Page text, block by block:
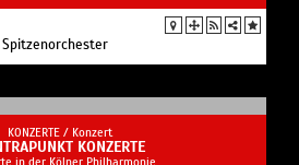
KONZERTE / Konzert
KONZERTE